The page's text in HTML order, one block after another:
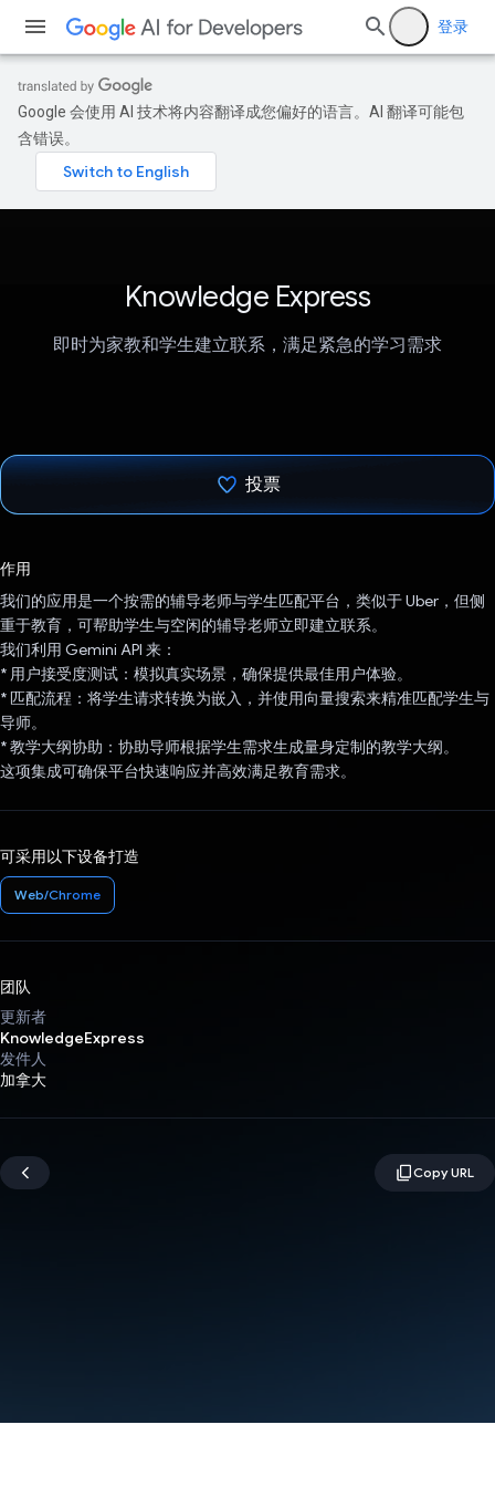
登录
Google 会使用 AI 技术将内容翻译成您偏好的语言。AI 翻译可能包
含错误。
Knowledge Express
即时为家教和学生建立联系，满足紧急的学习需求
投票
作用
我们的应用是一个按需的辅导老师与学生匹配平台，类似于 Uber，但侧
重于教育，可帮助学生与空闲的辅导老师立即建立联系。
我们利用 Gemini API 来：
* 用户接受度测试：模拟真实场景，确保提供最佳用户体验。
* 匹配流程：将学生请求转换为嵌入，并使用向量搜索来精准匹配学生与
导师。
* 教学大纲协助：协助导师根据学生需求生成量身定制的教学大纲。
这项集成可确保平台快速响应并高效满足教育需求。
可采用以下设备打造
Web/Chrome
团队
更新者
KnowledgeExpress
发件人
加拿大